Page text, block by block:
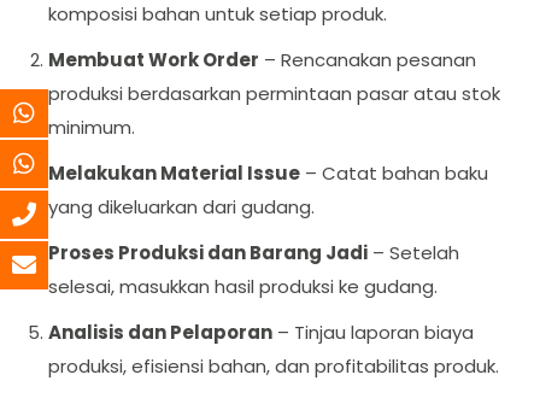
komposisi bahan untuk setiap produk.
Membuat Work Order – Rencanakan pesanan
produksi berdasarkan permintaan pasar atau stok
minimum.
Melakukan Material Issue – Catat bahan baku
yang dikeluarkan dari gudang.
Proses Produksi dan Barang Jadi – Setelah
selesai, masukkan hasil produksi ke gudang.
Analisis dan Pelaporan – Tinjau laporan biaya
produksi, efisiensi bahan, dan profitabilitas produk.